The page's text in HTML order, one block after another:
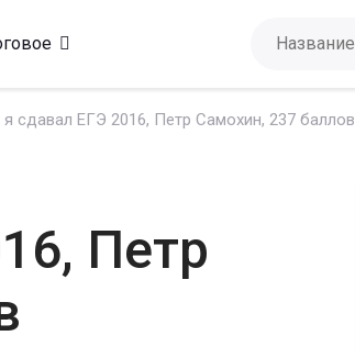
я сдавал ЕГЭ 2016, Петр Самохин, 237 баллов
Петр